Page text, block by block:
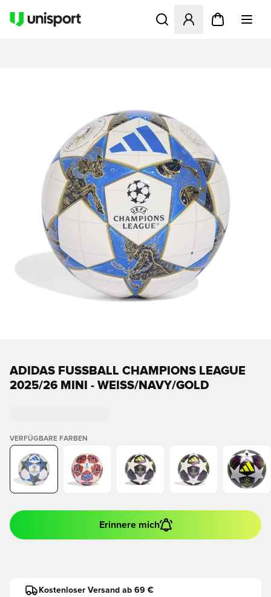
Öffnet ein neues Fenster
ADIDAS FUSSBALL CHAMPIONS LEAGUE 2
025/26 MINI - WEISS/NAVY/GOLD
VERFÜGBARE FARBEN
Erinnere mich
Kostenloser Versand ab 69 €